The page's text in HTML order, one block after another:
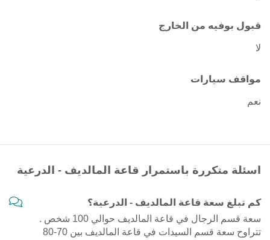
قبول بوفيه من الخارج
لا
مواقف سيارات
نعم
اسئلة متكررة باستمرار قاعة المالديف - الدرعية
كم تبلغ سعة قاعة المالديف - الدرعية؟
سعة قسم الرجال في قاعة المالديف حوالي 100 شخص .
تتراوح سعة قسم السيدات في قاعة المالديف بين 70-80